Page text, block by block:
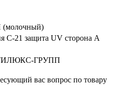
С-21 защита UV сторона А
ГРУПП
вас вопрос по товару